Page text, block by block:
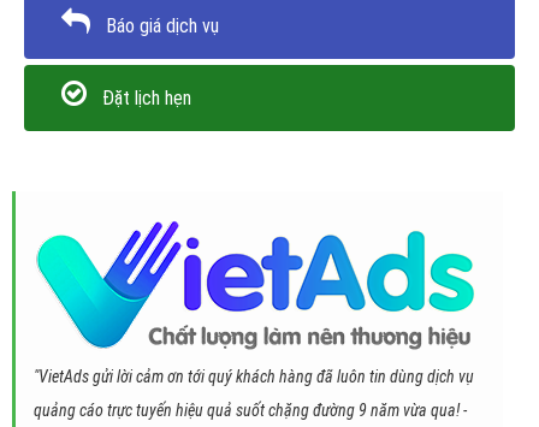
Báo giá dịch vụ
Đặt lịch hẹn
"VietAds gửi lời cảm ơn tới quý khách hàng đã luôn tin dùng dịch vụ
quảng cáo trực tuyến hiệu quả suốt chặng đường 9 năm vừa qua! -